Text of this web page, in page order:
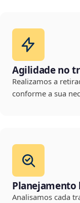
Agilidade no
Realizamos a
conforme a sua
Planejamento
Analisamos cada